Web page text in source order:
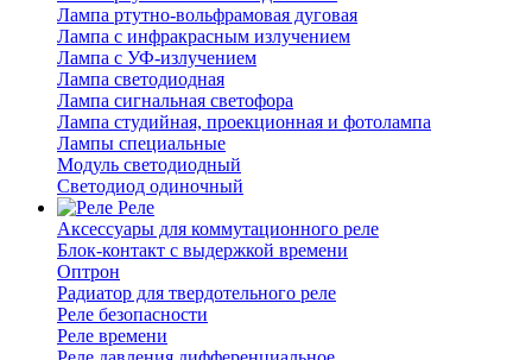
Лампа ртутно-вольфрамовая дуговая
Лампа с инфракрасным излучением
Лампа с УФ-излучением
Лампа светодиодная
Лампа сигнальная светофора
Лампа студийная, проекционная и фотолампа
Лампы специальные
Модуль светодиодный
Светодиод одиночный
Реле
Аксессуары для коммутационного реле
Блок-контакт с выдержкой времени
Оптрон
Радиатор для твердотельного реле
Реле безопасности
Реле времени